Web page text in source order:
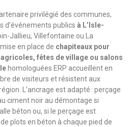
privilégié des communes,
d’événements publics à L’Isle-
Jallieu, Villefontaine ou La
en place de chapiteaux pour
fêtes de village ou salons
homologuées ERP accueillent en
de visiteurs et résistent aux
L’ancrage est adapté : perçage
ciment noir au démontage si
béton ou, si le perçage est
plots en béton à chaque pied de